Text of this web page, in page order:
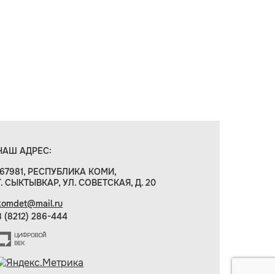
АДРЕС:
РЕСПУБЛИКА КОМИ,
СЫКТЫВКАР, УЛ. СОВЕТСКАЯ, Д. 20
(8212) 286-444